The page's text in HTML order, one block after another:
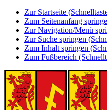
Zur Startseite
Zum Seitenanfang
Zur Navigation/Menü
Zur Suche springen
Zum Inhalt springen
Zum Fußbereich